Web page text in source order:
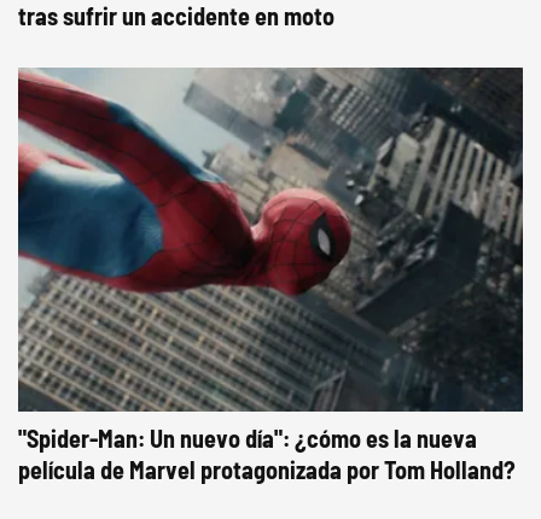
tras sufrir un accidente en moto
"Spider-Man: Un nuevo día": ¿cómo es la nueva
película de Marvel protagonizada por Tom Holland?